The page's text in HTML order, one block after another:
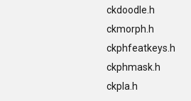
ckdoodle.h
ckmorph.h
ckphfeatkeys.h
ckphmask.h
ckpla.h